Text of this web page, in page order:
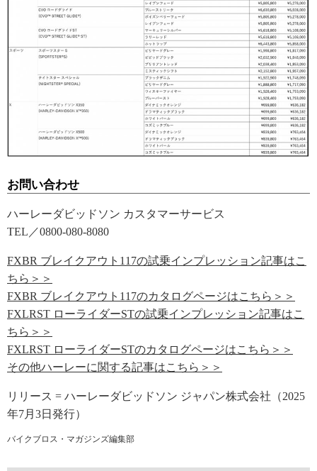
お問い合わせ
ハーレーダビッドソン カスタマーサービス
TEL／0800-080-8080
FXBR ブレイクアウト117の試乗インプレッション記事はこ
ちら＞＞
FXBR ブレイクアウト117のカタログページはこちら＞＞
FXLRST ローライダーSTの試乗インプレッション記事はこ
ちら＞＞
FXLRST ローライダーSTのカタログページはこちら＞＞
その他ハーレーに関する記事はこちら＞＞
リリース = ハーレーダビッドソン ジャパン株式会社（2025
年7月3日発行）
バイクブロス・マガジンズ編集部